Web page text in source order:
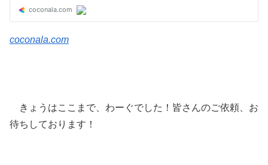
coconala.com
きょうはここまで、わーぐでした！皆さんのご依頼、お
待ちしております！